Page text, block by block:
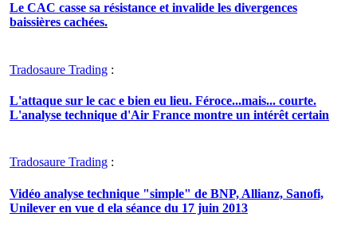
Le CAC casse sa résistance et invalide les divergences
baissières cachées.
Tradosaure Trading :
L'attaque sur le cac e bien eu lieu. Féroce...mais... courte.
L'analyse technique d'Air France montre un intérêt certain
Tradosaure Trading :
Vidéo analyse technique "simple" de BNP, Allianz, Sanofi,
Unilever en vue d ela séance du 17 juin 2013